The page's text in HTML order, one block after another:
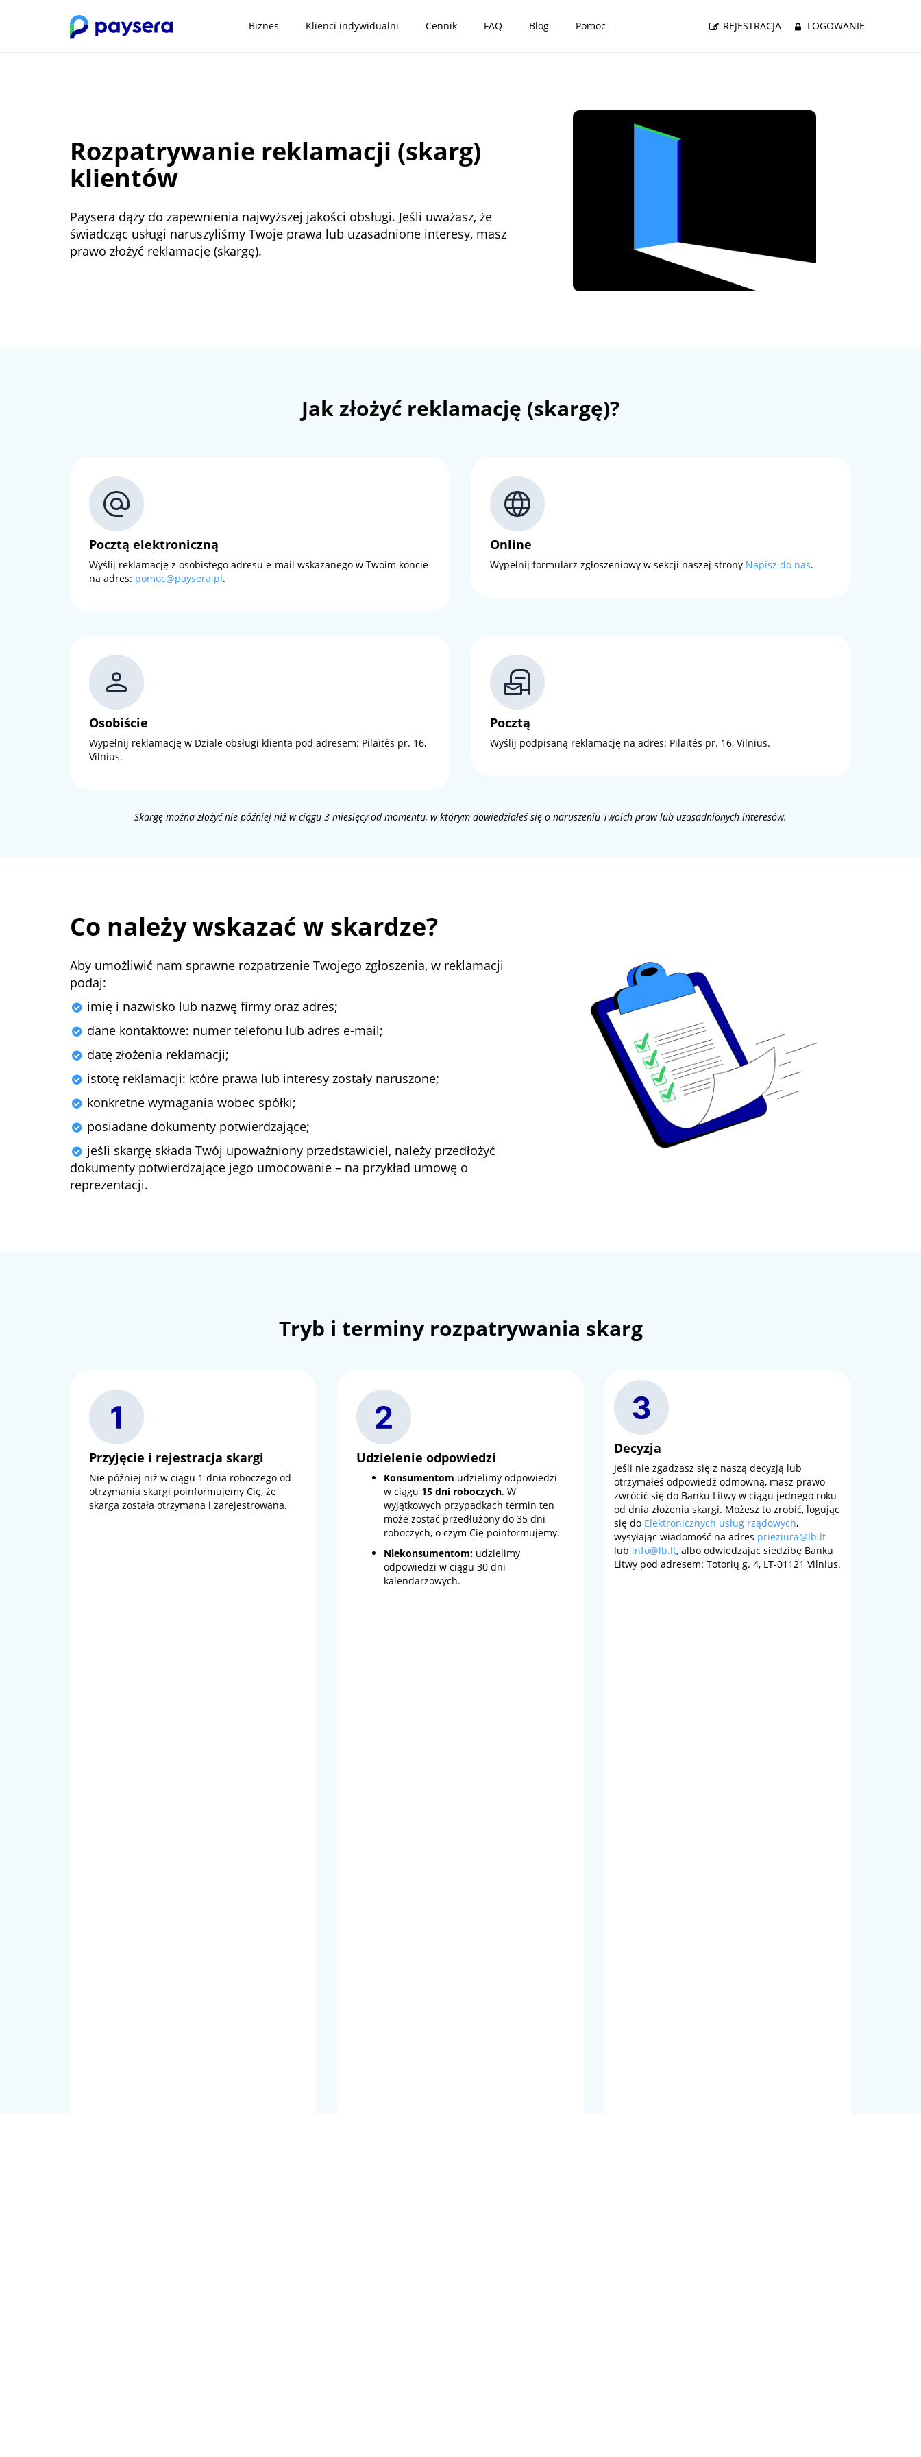
Biznes Klienci indywidualni Cennik FAQ Blog Pomoc REJESTRACJA LOGOWANIE
Rozpatrywanie reklamacji (skarg)
klientów
Paysera dąży do zapewnienia najwyższej jakości obsługi. Jeśli uważasz, że
świadcząc usługi naruszyliśmy Twoje prawa lub uzasadnione interesy, masz
prawo złożyć reklamację (skargę).
Jak złożyć reklamację (skargę)?
Pocztą elektroniczną
Wyślij reklamację z osobistego adresu e-mail wskazanego w Twoim koncie
na adres: pomoc@paysera.pl.
Online
Wypełnij formularz zgłoszeniowy w sekcji naszej strony Napisz do nas.
Osobiście
Wypełnij reklamację w Dziale obsługi klienta pod adresem: Pilaitės pr. 16,
Vilnius.
Pocztą
Wyślij podpisaną reklamację na adres: Pilaitės pr. 16, Vilnius.
Skargę można złożyć nie później niż w ciągu 3 miesięcy od momentu, w którym dowiedziałeś się o naruszeniu Twoich praw lub uzasadnionych interesów.
Co należy wskazać w skardze?
Aby umożliwić nam sprawne rozpatrzenie Twojego zgłoszenia, w reklamacji
podaj:
imię i nazwisko lub nazwę firmy oraz adres;
dane kontaktowe: numer telefonu lub adres e-mail;
datę złożenia reklamacji;
istotę reklamacji: które prawa lub interesy zostały naruszone;
konkretne wymagania wobec spółki;
posiadane dokumenty potwierdzające;
jeśli skargę składa Twój upoważniony przedstawiciel, należy przedłożyć
dokumenty potwierdzające jego umocowanie – na przykład umowę o
reprezentacji.
Tryb i terminy rozpatrywania skarg
Przyjęcie i rejestracja skargi
Nie później niż w ciągu 1 dnia roboczego od
otrzymania skargi poinformujemy Cię, że
skarga została otrzymana i zarejestrowana.
Udzielenie odpowiedzi
Konsumentom udzielimy odpowiedzi
w ciągu 15 dni roboczych. W
wyjątkowych przypadkach termin ten
może zostać przedłużony do 35 dni
roboczych, o czym Cię poinformujemy.
Niekonsumentom: udzielimy
odpowiedzi w ciągu 30 dni
kalendarzowych.
Decyzja
Jeśli nie zgadzasz się z naszą decyzją lub
otrzymałeś odpowiedź odmowną, masz prawo
zwrócić się do Banku Litwy w ciągu jednego roku
od dnia złożenia skargi. Możesz to zrobić, logując
się do Elektronicznych usług rządowych,
wysyłając wiadomość na adres prieziura@lb.lt
lub info@lb.lt, albo odwiedzając siedzibę Banku
Litwy pod adresem: Totorių g. 4, LT-01121 Vilnius.